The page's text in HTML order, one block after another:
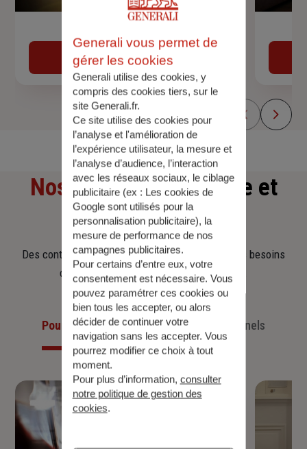
Obtenir une estimation
Nos offresd'assurance et
d'épargne
Des contrats clairs et flexibles pour sécuriser vos besoins
d’aujourd’hui et anticiper ceux de demain.
Pour les particuliersPour les professionnels
Generali vous permet de
gérer les cookies
Generali utilise des cookies, y
compris des cookies tiers, sur le
site Generali.fr.
Ce site utilise des cookies pour
l’analyse et l'amélioration de
l’expérience utilisateur, la mesure et
l’analyse d’audience, l’interaction
avec les réseaux sociaux, le ciblage
publicitaire (ex : Les cookies de
Google sont utilisés pour la
personnalisation publicitaire), la
mesure de performance de nos
campagnes publicitaires.
Pour certains d’entre eux, votre
consentement est nécessaire. Vous
pouvez paramétrer ces cookies ou
bien tous les accepter, ou alors
décider de continuer votre
navigation sans les accepter. Vous
pourrez modifier ce choix à tout
moment.
Pour plus d’information, consulter
notre politique de gestion des
cookies.